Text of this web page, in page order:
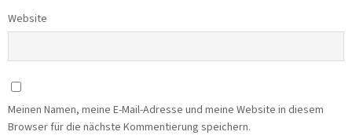
Website
Meinen Namen, meine E-Mail-Adresse und meine Website in diesem
Browser für die nächste Kommentierung speichern.